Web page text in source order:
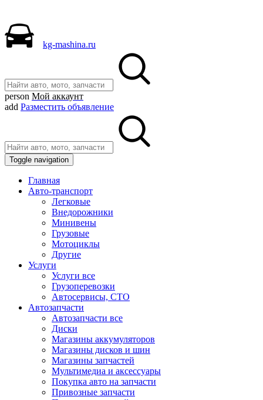
kg-mashina.ru
person Мой аккаунт
add Разместить объявление
Toggle navigation
Главная
Авто-транспорт
Легковые
Внедорожники
Минивены
Грузовые
Мотоциклы
Другие
Услуги
Услуги все
Грузоперевозки
Автосервисы, СТО
Автозапчасти
Автозапчасти все
Диски
Магазины аккумуляторов
Магазины дисков и шин
Магазины запчастей
Мультимедиа и аксессуары
Покупка авто на запчасти
Привозные запчасти